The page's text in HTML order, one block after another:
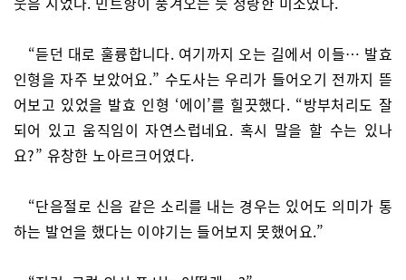
“듣던 대로 훌륭합니다. 여기까지 오는 길에서 이들… 발효
인형을 자주 보았어요.” 수도사는 우리가 들어오기 전까지 뜯
어보고 있었을 발효 인형 ‘에이’를 힐끗했다. “방부처리도 잘
되어 있고 움직임이 자연스럽네요. 혹시 말을 할 수는 있나
요?” 유창한 노아르크어였다.
“단음절로 신음 같은 소리를 내는 경우는 있어도 의미가 통
하는 발언을 했다는 이야기는 들어보지 못했어요.”